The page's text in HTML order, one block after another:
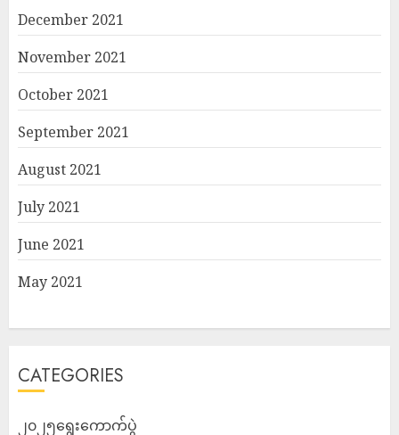
December 2021
November 2021
October 2021
September 2021
August 2021
July 2021
June 2021
May 2021
CATEGORIES
၂၀၂၅ရွေးကောက်ပွဲ